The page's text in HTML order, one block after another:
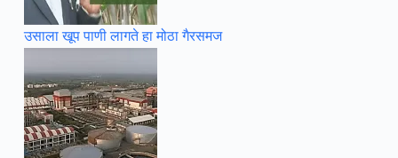
उसाला खूप पाणी लागते हा मोठा गैरसमज